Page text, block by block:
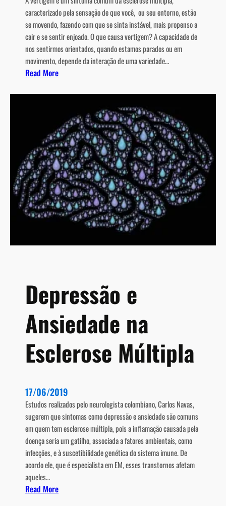
o
N
o
v
o
s
a
n
h
o
s
n
o
C
é
e
caracterizado pela sensação de que você, ou seu entorno, estão
se movendo, fazendo com que se sinta instável, mais propenso a
cair e se sentir enjoado. O que causa vertigem? A capacidade de
nos sentirmos orientados, quando estamos parados ou em
movimento, depende da interação de uma variedade…
Read More:
e
i
g
e
m
n
a
E
s
s
e
M
ú
i
l
a
Depressão e
Ansiedade na
Esclerose Múltipla
17/06/2019
Estudos realizados pelo neurologista colombiano, Carlos Navas,
sugerem que sintomas como depressão e ansiedade são comuns
em quem tem esclerose múltipla, pois a inflamação causada pela
doença seria um gatilho, associada a fatores ambientais, como
infecções, e à suscetibilidade genética do sistema imune. De
acordo ele, que é especialista em EM, esses transtornos afetam
aqueles…
Read More: